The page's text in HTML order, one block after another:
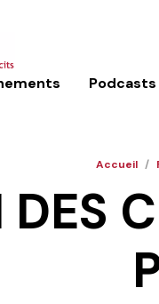
Podcasts
Accueil /